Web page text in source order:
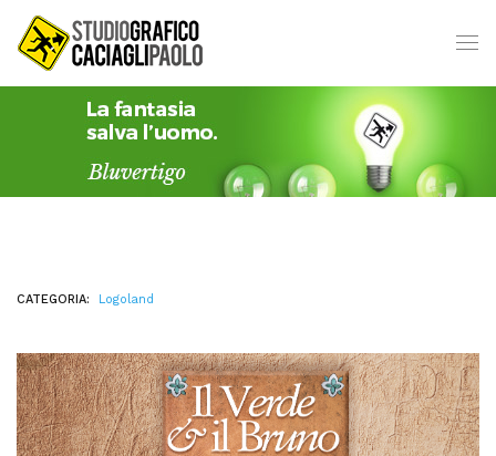
CATEGORIA: Logoland